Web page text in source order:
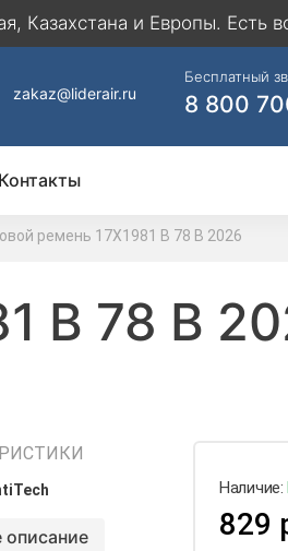
Казахстана и Европы. Есть
zakaz@liderair.ru
Бесплатный
8 800
Контакты
ремень 17Х1981 B 78 В 2026
B 78 В
описание
Наличие:
829